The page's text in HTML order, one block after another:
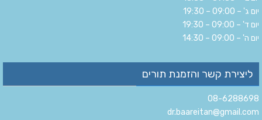
יום ג' – 09:00 – 19:30
יום ד' – 09:00 – 19:30
יום ה' – 09:00 – 14:30
ליצירת קשר והזמנת תורים
08-6288698
dr.baareitan@gmail.com